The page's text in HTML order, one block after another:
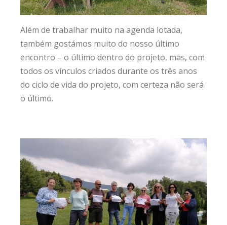
Além de trabalhar muito na agenda lotada,
também gostámos muito do nosso último
encontro – o último dentro do projeto, mas, com
todos os vínculos criados durante os três anos
do ciclo de vida do projeto, com certeza não será
o último.